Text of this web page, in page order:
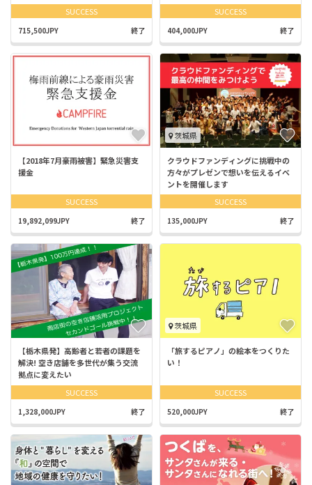
SUCCESS
715,500JPY 終了
SUCCESS
404,000JPY 終了
【2018年7月豪雨被害】緊急災害支
援金
SUCCESS
19,892,099JPY 終了
茨城県
クラウドファンディングに挑戦中の
方々がプレゼンで想いを伝えるイベ
ントを開催します
SUCCESS
135,000JPY 終了
【栃木県発】高齢者と若者の課題を
解決! 空き店舗を多世代が集う交流
拠点に変えたい
SUCCESS
1,328,000JPY 終了
茨城県
「旅するピアノ」の絵本をつくりた
い！
SUCCESS
520,000JPY 終了